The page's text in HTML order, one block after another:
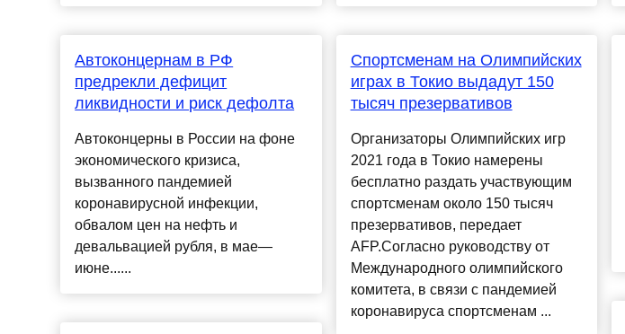
Автоконцернам в РФ
предрекли дефицит
ликвидности и риск дефолта
Автоконцерны в России на фоне
экономического кризиса,
вызванного пандемией
коронавирусной инфекции,
обвалом цен на нефть и
девальвацией рубля, в мае—
июне......
Спортсменам на Олимпийских
играх в Токио выдадут 150
тысяч презервативов
Организаторы Олимпийских игр
2021 года в Токио намерены
бесплатно раздать участвующим
спортсменам около 150 тысяч
презервативов, передает
AFP.Согласно руководству от
Международного олимпийского
комитета, в связи с пандемией
коронавируса спортсменам ...